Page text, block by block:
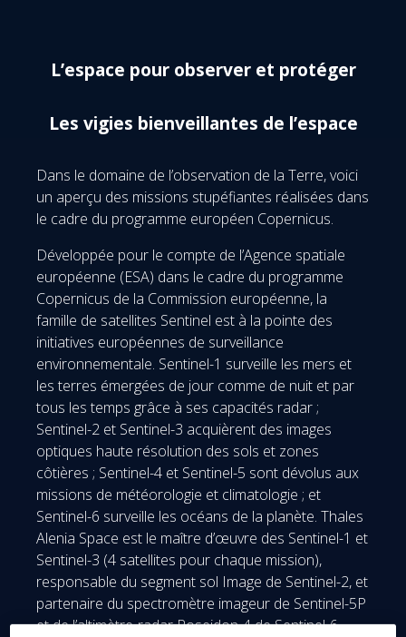
L’espace pour observer et protéger
Les vigies bienveillantes de l’espace
Dans le domaine de l’observation de la Terre, voici
un aperçu des missions stupéfiantes réalisées dans
le cadre du programme européen Copernicus.
Développée pour le compte de l’Agence spatiale
européenne (ESA) dans le cadre du programme
Copernicus de la Commission européenne, la
famille de satellites Sentinel est à la pointe des
initiatives européennes de surveillance
environnementale. Sentinel-1 surveille les mers et
les terres émergées de jour comme de nuit et par
tous les temps grâce à ses capacités radar ;
Sentinel-2 et Sentinel-3 acquièrent des images
optiques haute résolution des sols et zones
côtières ; Sentinel-4 et Sentinel-5 sont dévolus aux
missions de météorologie et climatologie ; et
Sentinel-6 surveille les océans de la planète. Thales
Alenia Space est le maître d’œuvre des Sentinel-1 et
Sentinel-3 (4 satellites pour chaque mission),
responsable du segment sol Image de Sentinel-2, et
partenaire du spectromètre imageur de Sentinel-5P
et de l’altimètre-radar Poseidon-4 de Sentinel-6.